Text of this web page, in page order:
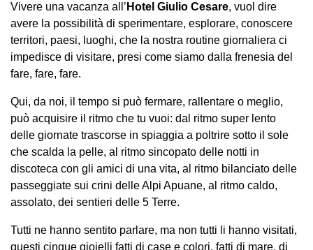
Vivere una vacanza all’ Hotel Giulio Cesare, vuol dire
avere la possibilità di sperimentare, esplorare, conoscere
territori, paesi, luoghi, che la nostra routine giornaliera ci
impedisce di visitare, presi come siamo dalla frenesia del
fare, fare, fare.
Qui, da noi, il tempo si può fermare, rallentare o meglio,
può acquisire il ritmo che tu vuoi: dal ritmo super lento
delle giornate trascorse in spiaggia a poltrire sotto il sole
che scalda la pelle, al ritmo sincopato delle notti in
discoteca con gli amici di una vita, al ritmo bilanciato delle
passeggiate sui crini delle Alpi Apuane, al ritmo caldo,
assolato, dei sentieri delle 5 Terre.
Tutti ne hanno sentito parlare, ma non tutti li hanno visitati,
questi cinque gioielli fatti di case e colori, fatti di mare, di